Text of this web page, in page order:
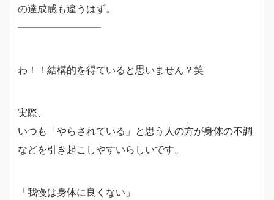
の達成感も違うはず。
————————–
わ！！結構的を得ていると思いません？笑
実際、
いつも「やらされている」と思う人の方が身体の不調
などを引き起こしやすいらしいです。
「我慢は身体に良くない」